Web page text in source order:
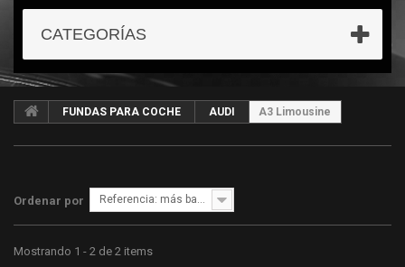
CATEGORÍAS
FUNDAS PARA COCHE AUDI A3 Limousine
Ordenar por Referencia: más bajo primero
Mostrando 1 - 2 de 2 items